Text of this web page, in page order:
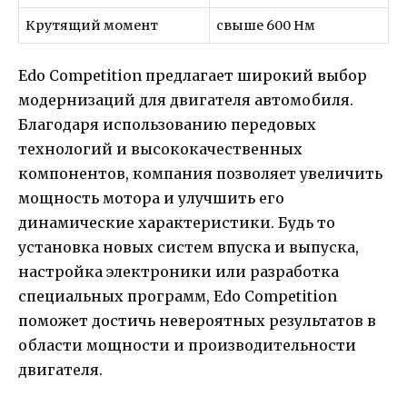
Крутящий момент свыше 600 Нм
Edo Competition предлагает широкий выбор
модернизаций для двигателя автомобиля.
Благодаря использованию передовых
технологий и высококачественных
компонентов, компания позволяет увеличить
мощность мотора и улучшить его
динамические характеристики. Будь то
установка новых систем впуска и выпуска,
настройка электроники или разработка
специальных программ, Edo Competition
поможет достичь невероятных результатов в
области мощности и производительности
двигателя.